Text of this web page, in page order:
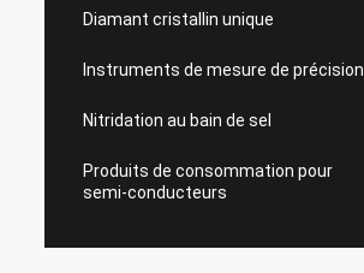
Diamant cristallin unique
Instruments de mesure de précision
Nitridation au bain de sel
Produits de consommation pour
semi-conducteurs